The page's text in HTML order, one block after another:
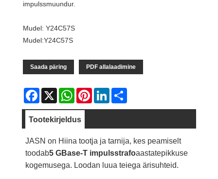
impulssmuundur.
Mudel: Y24C57S
Mudel:Y24C57S
Saada päring PDF allalaadimine
Facebook
X WhatsAppPinterestLinkedIn
Tootekirjeldus
JASN on Hiina tootja ja tarnija, kes peamiselt
toodab5 GBase-T impulsstrafoaastatepikkuse
kogemusega. Loodan luua teiega ärisuhteid.